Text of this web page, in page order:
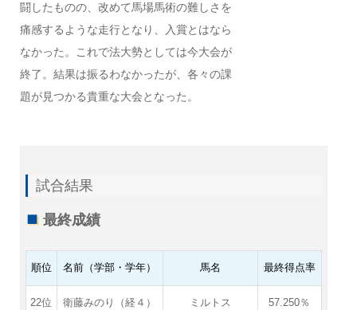
闘したものの、改めて馬場馬術の難しさを
痛感するような走行となり、入賞とはなら
なかった。これで法大勢としては今大会が
終了。結果は振るわなかったが、各々の課
題が見つかる貴重な大会となった。
試合結果
最終成績
順位 名前（学部・学年） 馬名 最終得点率
22位 衛藤みのり（経４） ミルトス 57.250％